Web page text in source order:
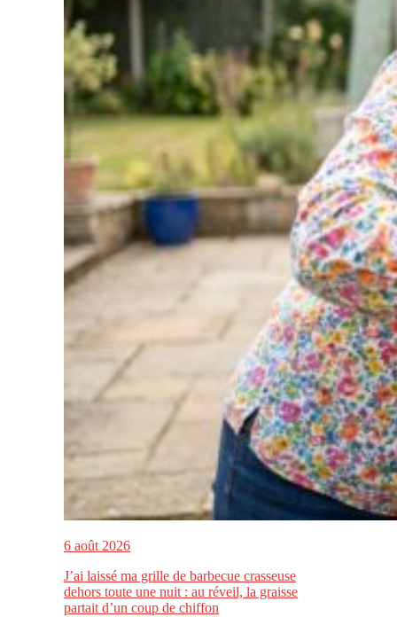
6 août 2026
J’ai laissé ma grille de barbecue crasseuse
dehors toute une nuit : au réveil, la graisse
partait d’un coup de chiffon